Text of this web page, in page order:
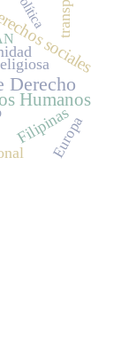
Derecho
Humanos
sociales
Filipinas
Europa
Política